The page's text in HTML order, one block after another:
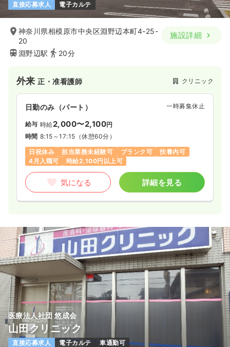
一時募集休止
給与 お問い合わせください
時間
直接応募求人 電子カルテ
神奈川県相模原市中央区淵野辺本町4-25-
20
淵野辺駅
20分
施設詳細
外来正・准看護師 クリニック
日勤のみ（パート） 一時募集休止
給与 時給2,000〜2,100円
時間 8:15～17:15 （休憩60分）
日祝休み
担当業務未経験可 ブランク可
扶養内可
4月入職可
時給2,100円以上可
気になる 詳細を見る
医療法人社団 悠成会
山田クリニック
直接応募求人 電子カルテ 車通勤可